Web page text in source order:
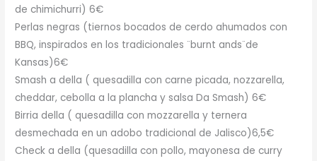
de chimichurri) 6€
Perlas negras (tiernos bocados de cerdo ahumados con
BBQ, inspirados en los tradicionales ¨burnt ands¨de
Kansas)6€
Smash a della ( quesadilla con carne picada, nozzarella,
cheddar, cebolla a la plancha y salsa Da Smash) 6€
Birria della ( quesadilla con mozzarella y ternera
desmechada en un adobo tradicional de Jalisco)6,5€
Check a della (quesadilla con pollo, mayonesa de curry